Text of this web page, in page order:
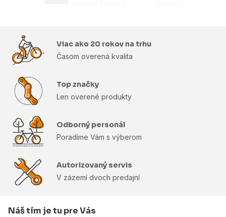
Viac ako 20 rokov na trhu
Časom overená kvalita
Top značky
Len overené produkty
Odborný personál
Poradíme Vám s výberom
Autorizovaný servis
V zázemí dvoch predajní
Náš tím je tu pre Vás